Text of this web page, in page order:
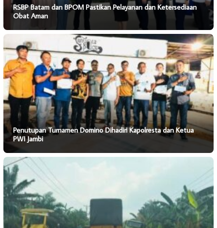
RSBP Batam dan BPOM Pastikan Pelayanan dan Ketersediaan
Obat Aman
Penutupan Turnamen Domino Dihadiri Kapolresta dan Ketua
PWI Jambi